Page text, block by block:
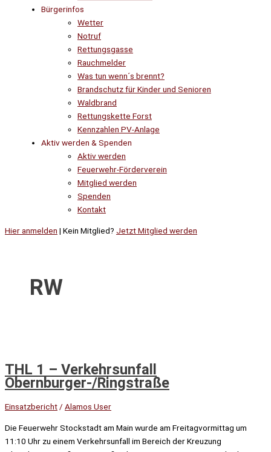
Bürgerinfos
Wetter
Notruf
Rettungsgasse
Rauchmelder
Was tun wenn´s brennt?
Brandschutz für Kinder und Senioren
Waldbrand
Rettungskette Forst
Kennzahlen PV-Anlage
Aktiv werden & Spenden
Aktiv werden
Feuerwehr-Förderverein
Mitglied werden
Spenden
Kontakt
Hier anmelden | Kein Mitglied? Jetzt Mitglied werden
RW
THL 1 – Verkehrsunfall
Obernburger-/Ringstraße
Einsatzbericht/ Alamos User
Die Feuerwehr Stockstadt am Main wurde am Freitagvormittag um
11:10 Uhr zu einem Verkehrsunfall im Bereich der Kreuzung